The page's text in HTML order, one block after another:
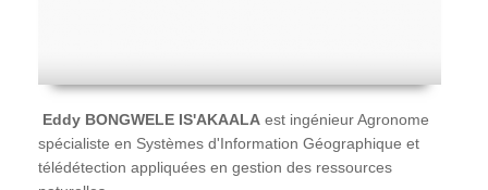
Eddy BONGWELE IS'AKAALA est ingénieur Agronome
spécialiste en Systèmes d'Information Géographique et
télédétection appliquées en gestion des ressources